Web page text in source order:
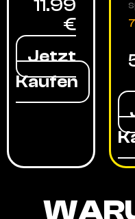
11.99
€
Jetzt
Kaufen